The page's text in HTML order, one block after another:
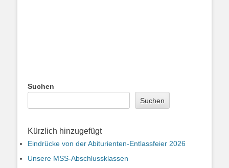
Suchen
Suchen
Kürzlich hinzugefügt
Eindrücke von der Abiturienten-Entlassfeier 2026
Unsere MSS-Abschlussklassen